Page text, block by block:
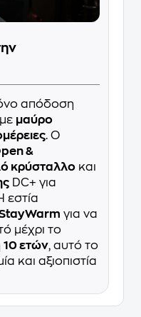
απόδοση
με μαύρο
. Ο
&
κρύσταλλο και
DC+ για
εστία
StayWarm για να
μέχρι το
10 ετών, αυτό το
και αξιοπιστία